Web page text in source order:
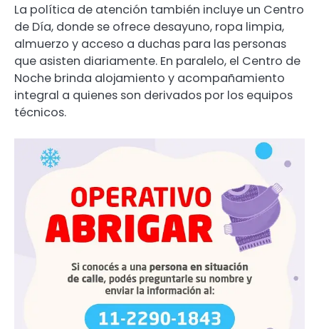
La política de atención también incluye un Centro
de Día, donde se ofrece desayuno, ropa limpia,
almuerzo y acceso a duchas para las personas
que asisten diariamente. En paralelo, el Centro de
Noche brinda alojamiento y acompañamiento
integral a quienes son derivados por los equipos
técnicos.